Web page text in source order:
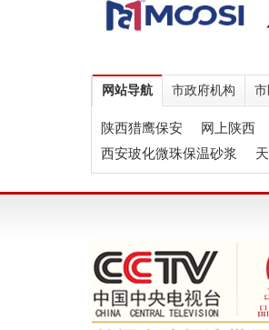
网站导航 市政府机构
陕西猎鹰保安 网上陕西
西安玻化微珠保温砂浆